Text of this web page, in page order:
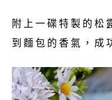
附上一碟特製的松
到麵包的香氣，成